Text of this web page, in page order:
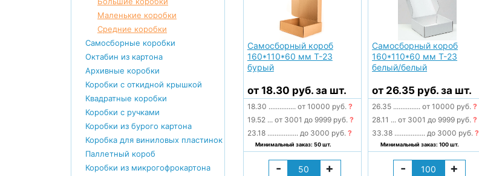
Маленькие коробки
Средние коробки
Самосборные коробки
Октабин из картона
Архивные коробки
Коробки с откидной крышкой
Квадратные коробки
Коробки с ручками
Коробки из бурого картона
Коробка для виниловых пластинок
Паллетный короб
Коробки из микрогофрокартона
Самосборный короб
160*110*60 мм Т-23
бурый
от 18.30 руб. за шт.
18.30 ............... от 10000 руб. ?
19.52 ... от 3001 до 9999 руб. ?
23.18 ................. до 3000 руб. ?
Минимальный заказ: 50 шт.
- +
Самосборный короб
160*110*60 мм Т-23
белый/белый
от 26.35 руб. за шт.
26.35 ............... от 10000 руб.?
28.11 ... от 3001 до 9999 руб.?
33.38 ................. до 3000 руб.?
Минимальный заказ: 100 шт.
- +